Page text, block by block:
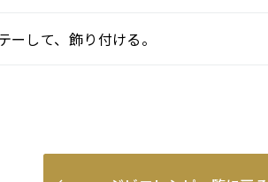
して、飾り付ける。